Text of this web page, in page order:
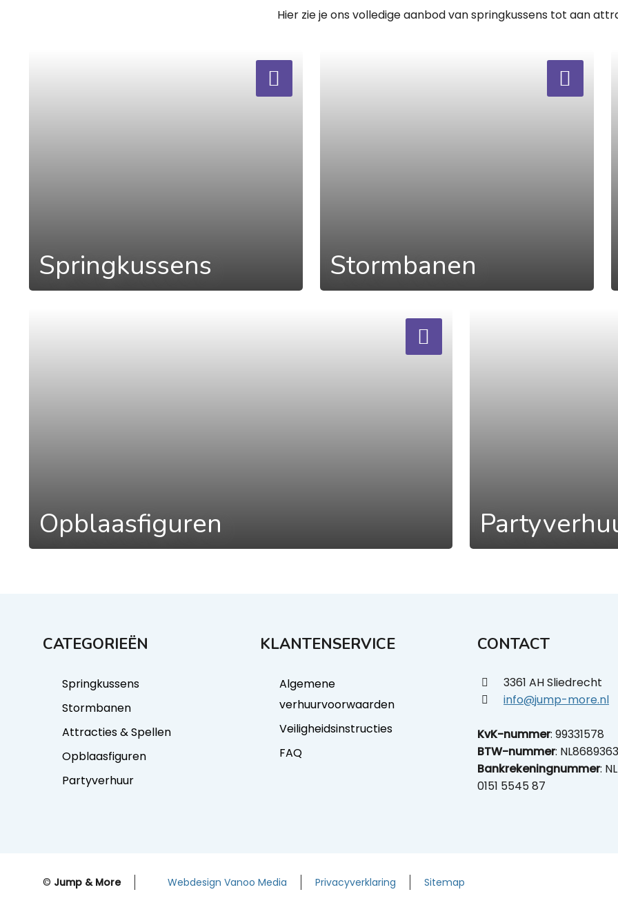
Hier zie je ons volledige aanbod van springkussens tot aan
Springkussens Stormbanen
Opblaasfiguren
CATEGORIEËN
Springkussens
Stormbanen
Attracties & Spellen
Opblaasfiguren
Partyverhuur
KLANTENSERVICE
Algemene
verhuurvoorwaarden
Veiligheidsinstructies
FAQ
CONTACT
3361 AH Sliedrecht
info@jump-more.nl
KvK-nummer: 99331578
BTW-nummer:
Bankrekeningnummer:
0151 5545 87
© Jump & More Webdesign Vanoo Media Privacyverklaring Sitemap